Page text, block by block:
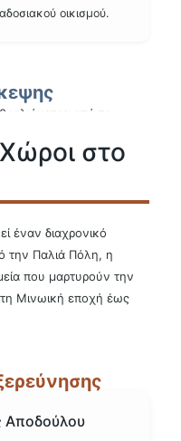
οικισμού.
από το
το οποίο προσφέρει
στο
έναν διαχρονικό
την Παλιά Πόλη, η
που μαρτυρούν την
τη Μινωική εποχή έως
Αποδούλου